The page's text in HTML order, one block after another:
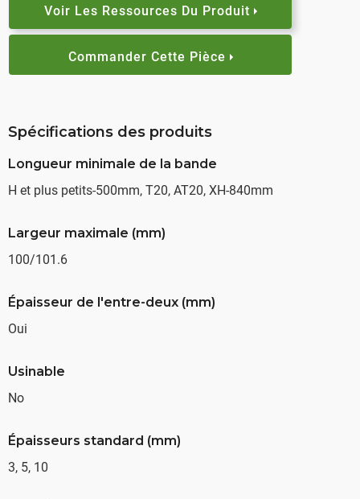
Voir Les Ressources Du Produit
Commander Cette Pièce
Spécifications des produits
Longueur minimale de la bande
H et plus petits-500mm, T20, AT20, XH-840mm
Largeur maximale (mm)
100/101.6
Épaisseur de l'entre-deux (mm)
Oui
Usinable
No
Épaisseurs standard (mm)
3, 5, 10